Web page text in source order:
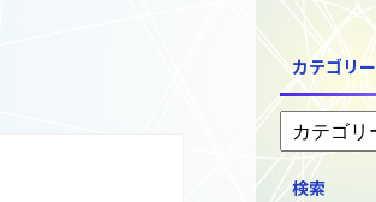
カテゴリー
検索